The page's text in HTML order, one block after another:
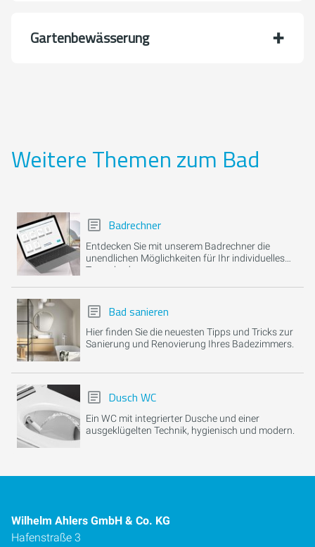
Gartenbewässerung
Weitere Themen zum Bad
Badrechner
Entdecken Sie mit unserem Badrechner die
unendlichen Möglichkeiten für Ihr individuelles
Traumbad.
Bad sanieren
Hier finden Sie die neuesten Tipps und Tricks zur
Sanierung und Renovierung Ihres Badezimmers.
Dusch WC
Ein WC mit integrierter Dusche und einer
ausgeklügelten Technik, hygienisch und modern.
Wilhelm Ahlers GmbH & Co. KG
Hafenstraße 3